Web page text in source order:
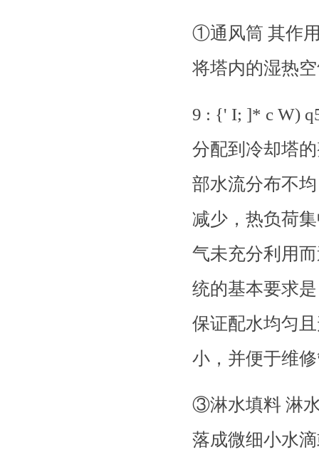
①通风筒 其作
将塔内的湿热
9 : {' I; ]* c W)
分配到冷却塔
部水流分布不
减少，热负荷
气未充分利用
统的基本要求
保证配水均匀
小，并便于维
③淋水填料 淋
落成微细小水